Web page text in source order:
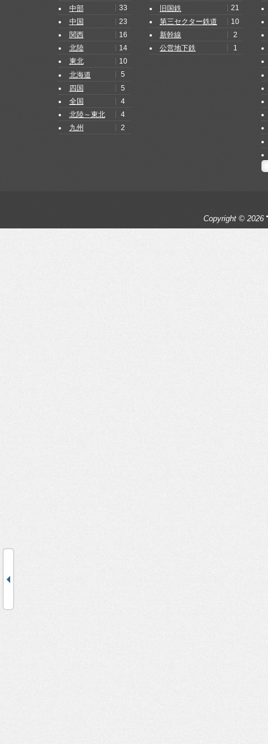
中部
33
中国
23
関西
16
北陸
14
東北
10
北海道
5
四国
5
全国
4
北陸～東北
4
九州
2
旧国鉄
21
第三セクター鉄道
10
新幹線
2
公営地下鉄
1
Copyright © 2026